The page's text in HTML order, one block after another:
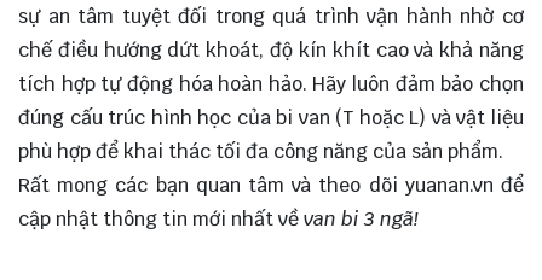
sự an tâm tuyệt đối trong quá trình vận hành nhờ cơ
chế điều hướng dứt khoát, độ kín khít cao và khả năng
tích hợp tự động hóa hoàn hảo. Hãy luôn đảm bảo chọn
đúng cấu trúc hình học của bi van (T hoặc L) và vật liệu
phù hợp để khai thác tối đa công năng của sản phẩm.
Rất mong các bạn quan tâm và theo dõi yuanan.vn để
cập nhật thông tin mới nhất vềvan bi 3 ngã!